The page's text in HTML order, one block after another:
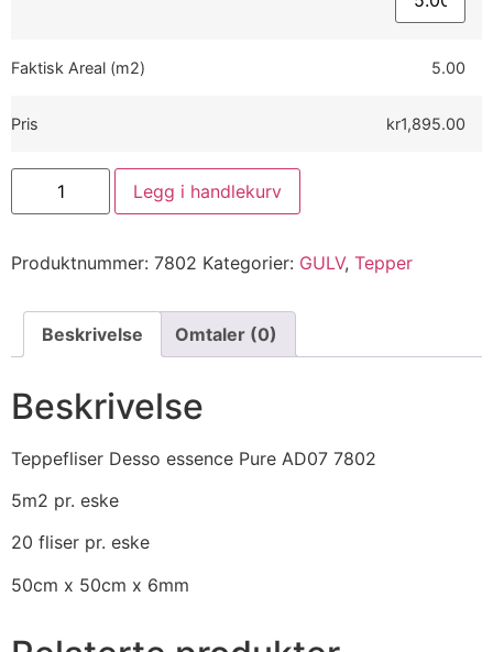
Faktisk Areal (m2) 5.00
Pris kr1,895.00
Legg i handlekurv
Produktnummer: 7802 Kategorier: GULV, Tepper
Beskrivelse Omtaler (0)
Beskrivelse
Teppefliser Desso essence Pure AD07 7802
5m2 pr. eske
20 fliser pr. eske
50cm x 50cm x 6mm